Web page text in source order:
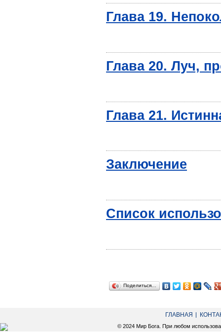
Глава 19.
Глава 20. Луч,
Глава 21.
Заключение
Список
Поделиться…
ГЛАВНАЯ
© 2024 Мир Бога. При любом